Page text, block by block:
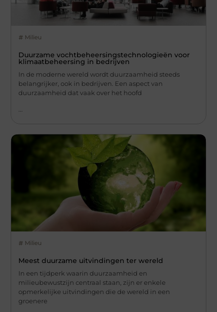
Milieu
Duurzame vochtbeheersingstechnologieën voor
klimaatbeheersing in bedrijven
In de moderne wereld wordt duurzaamheid steeds
belangrijker, ook in bedrijven. Een aspect van
duurzaamheid dat vaak over het hoofd
Milieu
Meest duurzame uitvindingen ter wereld
In een tijdperk waarin duurzaamheid en
milieubewustzijn centraal staan, zijn er enkele
opmerkelijke uitvindingen die de wereld in een
groenere